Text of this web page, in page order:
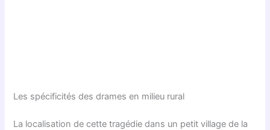
Les spécificités des drames en milieu rural
La localisation de cette tragédie dans un petit village de la